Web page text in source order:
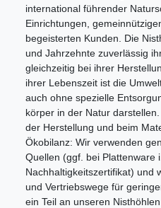
international führender
Einrichtungen,
begeisterten Kunden. Die
und Jahrzehnte zuverlässig
gleichzeitig bei ihrer
ihrer Lebenszeit ist die
auch ohne spezielle
körper in der Natur
der Herstellung und beim
Ökobilanz: Wir verwenden
Quellen (ggf. bei Plattenware
Nachhaltigkeitszertifikat) und
und ­Vertriebswege für
ein Teil an unseren